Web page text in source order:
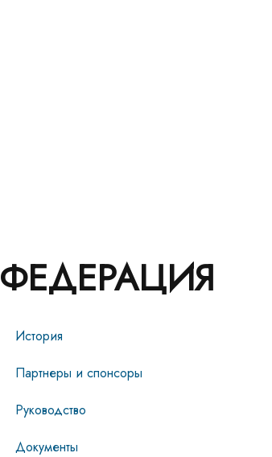
ФЕДЕРАЦИЯ
История
Партнеры и спонсоры
Руководство
Документы